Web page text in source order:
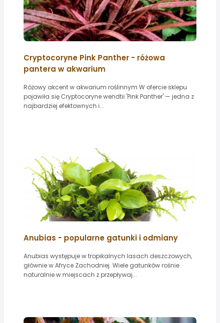
Cryptocoryne Pink Panther - różowa
pantera w akwarium
Różowy akcent w akwarium roślinnym W ofercie sklepu
pojawiła się Cryptocoryne wendtii 'Pink Panther' — jedna z
najbardziej efektownych i...
Anubias - popularne gatunki i odmiany
Anubias występuje w tropikalnych lasach deszczowych,
głównie w Afryce Zachodniej. Wiele gatunków rośnie
naturalnie w miejscach z przepływaj...